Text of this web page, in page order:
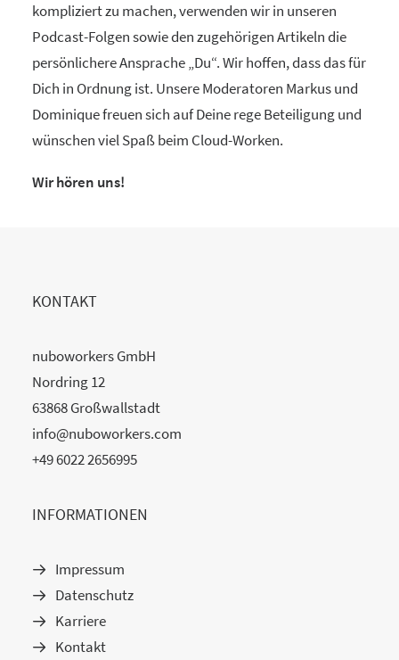
kompliziert zu machen, verwenden wir in unseren
Podcast-Folgen sowie den zugehörigen Artikeln die
persönlichere Ansprache „Du“. Wir hoffen, dass das für
Dich in Ordnung ist. Unsere Moderatoren Markus und
Dominique freuen sich auf Deine rege Beteiligung und
wünschen viel Spaß beim Cloud-Worken.
Wir hören uns!
KONTAKT
nuboworkers GmbH
Nordring 12
63868 Großwallstadt
info@nuboworkers.com
+49 6022 2656995
INFORMATIONEN
Impressum
Datenschutz
Karriere
Kontakt